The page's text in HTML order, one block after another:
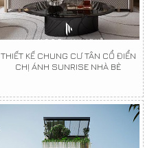
THIẾT KẾ CHUNG CƯ TÂN CỔ ĐIỂN
CHỊ ÁNH SUNRISE NHÀ BÈ